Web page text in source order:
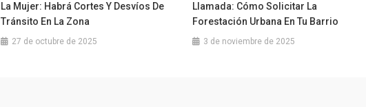
La Mujer: Habrá Cortes Y Desvíos De
Tránsito En La Zona
27 de octubre de 2025
Llamada: Cómo Solicitar La
Forestación Urbana En Tu Barrio
3 de noviembre de 2025